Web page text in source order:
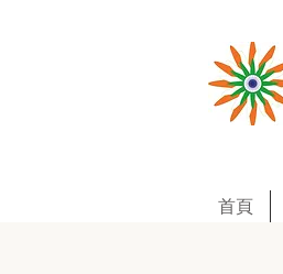
首頁